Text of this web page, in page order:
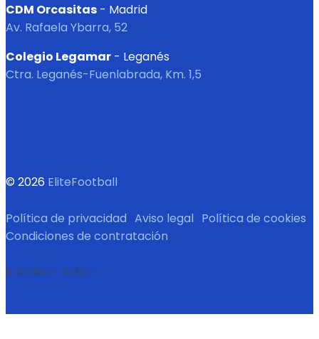
CDM Orcasitas - Madrid
Av. Rafaela Ybarra, 52
Colegio Legamar - Leganés
Ctra. Leganés-Fuenlabrada, Km. 1,5
© 2026 EliteFootball
Política de privacidad · Aviso legal · Política de cookies ·
Condiciones de contratación
Ir arriba ↑ Subir ↑